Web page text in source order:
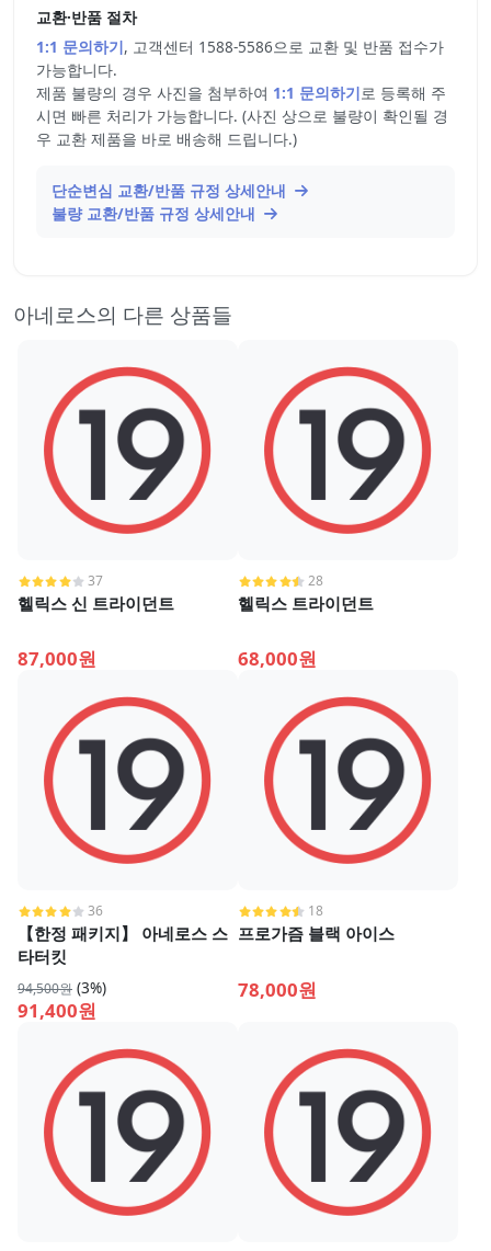
교환·반품 절차
1:1 문의하기, 고객센터 1588-5586으로 교환 및 반품 접수가
가능합니다.
제품 불량의 경우 사진을 첨부하여 1:1 문의하기로 등록해 주
시면 빠른 처리가 가능합니다. (사진 상으로 불량이 확인될 경
우 교환 제품을 바로 배송해 드립니다.)
단순변심 교환/반품 규정 상세안내
불량 교환/반품 규정 상세안내
아네로스의 다른 상품들
37
헬릭스 신 트라이던트
87,000원
28
헬릭스 트라이던트
68,000원
36
【한정 패키지】 아네로스 스
타터킷
94,500원 (3%)
91,400원
18
프로가즘 블랙 아이스
78,000원